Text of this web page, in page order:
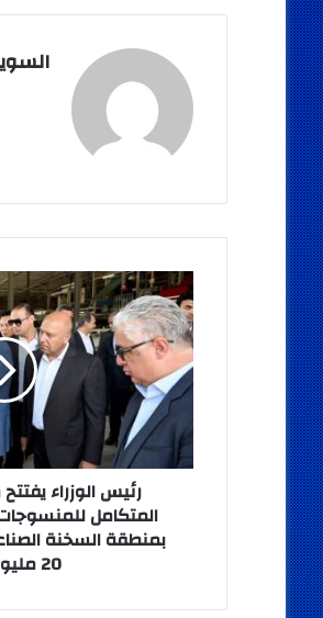
رئيس
الوزراء
يفتتح
مجمع
"شين
جين"
المتكامل
للمنسوجات
والطباعة
بمنطقة
السخنة
الصناعية
قدرها
رئيس الوزراء
المتكامل
بمنطقة السخنة
20 مليون دولار